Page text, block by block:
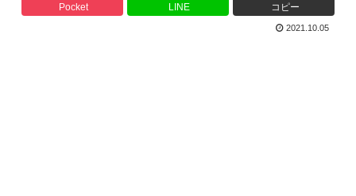
Pocket LINE コピー
2021.10.05